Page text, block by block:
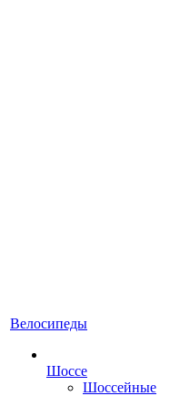
Велосипеды
Шоссе
Шоссейные